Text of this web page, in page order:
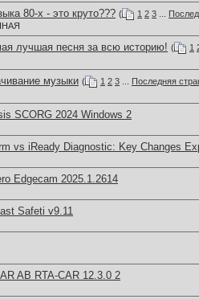
80-х - это круто??? ( 1 2 3
лучшая песня за всю историю! ( 1
музыки ( 1 2 3
Последняя
SCORG 2024 Windows 2
vs iReady Diagnostic: Key Changes
Edgecam 2025.1.2614
Safeti v9.11
AB RTA-CAR 12.3.0 2